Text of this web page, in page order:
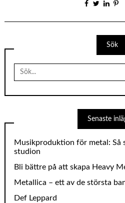
Sök
Search
for:
Senaste
Musikproduktion för metal: Så
studion
Bli bättre på att skapa Heavy
Metallica – ett av de största
Def Leppard